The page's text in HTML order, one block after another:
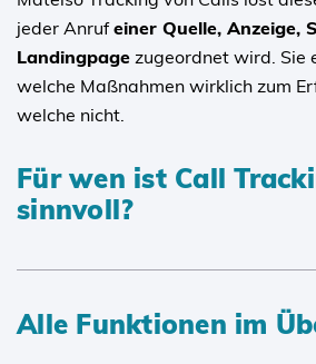
jeder Anrufeiner Quelle, Anzeige,
Landingpage zugeordnet wird. Sie
welche Maßnahmen wirklich zum
welche nicht.
Für wen ist Call
sinnvoll?
Alle Funktionen im